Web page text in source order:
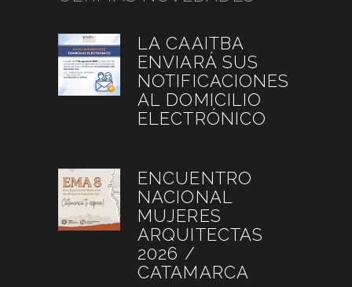
LA CAAITBA
ENVIARÁ SUS
NOTIFICACIONES
AL DOMICILIO
ELECTRÓNICO
ENCUENTRO
NACIONAL
MUJERES
ARQUITECTAS
2026 /
CATAMARCA